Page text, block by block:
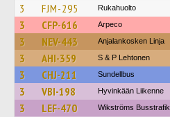
3 FJM-295 Rukahuolto
3 CFP-616 Arpeco
3 NEV-443 Anjalankosken Linja
3 AHI-359 S & P Lehtonen
3 CHJ-211 Sundellbus
3 VBI-198 Hyvinkään Liikenne
3 LEF-470 Wikströms Busstrafik